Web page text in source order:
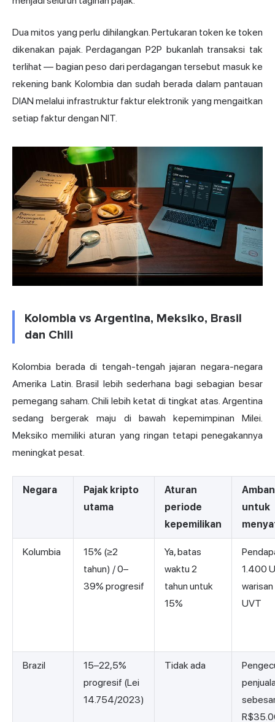
Dua mitos yang perlu dihilangkan. Pertukaran token ke token
dikenakan pajak. Perdagangan P2P bukanlah transaksi tak
terlihat — bagian peso dari perdagangan tersebut masuk ke
rekening bank Kolombia dan sudah berada dalam pantauan
DIAN melalui infrastruktur faktur elektronik yang mengaitkan
setiap faktur dengan NIT.
Kolombia vs Argentina, Meksiko, Brasil
dan Chili
Kolombia berada di tengah-tengah jajaran negara-negara
Amerika Latin. Brasil lebih sederhana bagi sebagian besar
pemegang saham. Chili lebih ketat di tingkat atas. Argentina
sedang bergerak maju di bawah kepemimpinan Milei.
Meksiko memiliki aturan yang ringan tetapi penegakannya
meningkat pesat.
Negara
Pajak kripto
utama
Aturan
periode
kepemilikan
untuk
Kolumbia
15% (≥2
tahun) / 0–
39% progresif
Ya, batas
waktu 2
tahun untuk
15%
1.400
UVT
Brazil
15–22,5%
progresif (Lei
14.754/2023)
Tidak ada